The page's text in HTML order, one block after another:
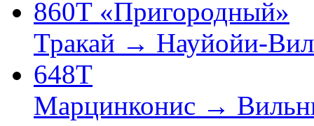
860Т «Пригородный»
Тракай → Науйойи-
648Т
Марцинконис →